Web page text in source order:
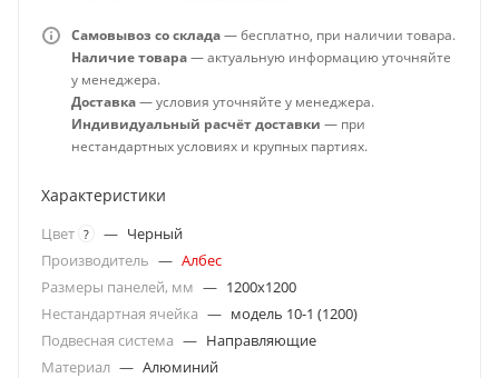
Самовывоз со склада— бесплатно, при наличии товара.
Наличие товара— актуальную информацию уточняйте
у менеджера.
Доставка— условия уточняйте у менеджера.
Индивидуальный расчёт доставки — при
нестандартных условиях и крупных партиях.
Характеристики
Цвет ? — Черный
Производитель — Албес
Размеры панелей, мм — 1200x1200
Нестандартная ячейка — модель 10-1 (1200)
Подвесная система — Направляющие
Материал — Алюминий